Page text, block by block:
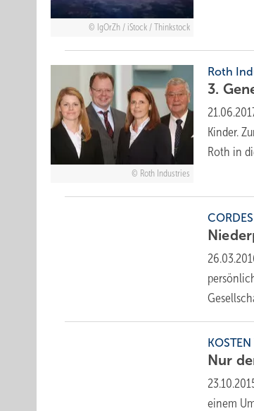
IgOrZh / iStock / Thinkstock
Roth Industries
Roth
3.
Kinder.
Roth in
Nur
einem